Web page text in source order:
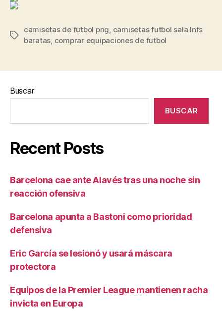
Etiquetas
camisetas de futbol png, camisetas futbol sala lnfs
baratas, comprar equipaciones de futbol
Buscar
BUSCAR
Recent Posts
Barcelona cae ante Alavés tras una noche sin
reacción ofensiva
Barcelona apunta a Bastoni como prioridad
defensiva
Eric García se lesionó y usará máscara
protectora
Equipos de la Premier League mantienen racha
invicta en Europa